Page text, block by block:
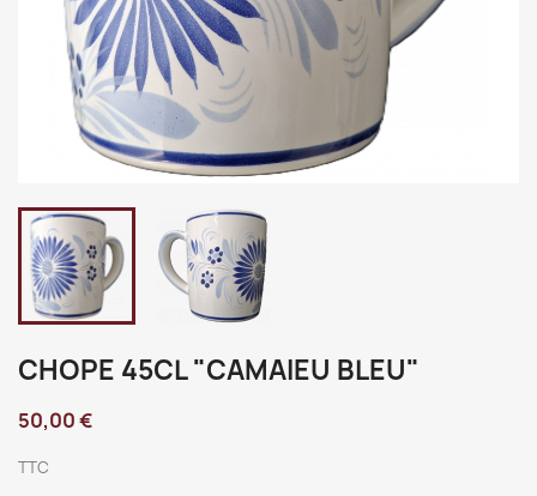
CHOPE 45CL "CAMAIEU BLEU"
50,00 €
TTC